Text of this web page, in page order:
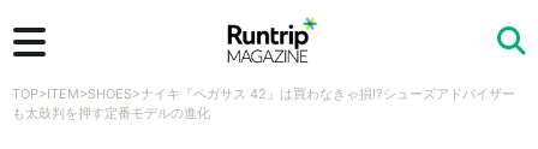
検索
TOP>ITEM>SHOES>ナイキ『ペガサス 42』は買わなきゃ損!?シューズアドバイザー
も太鼓判を押す定番モデルの進化